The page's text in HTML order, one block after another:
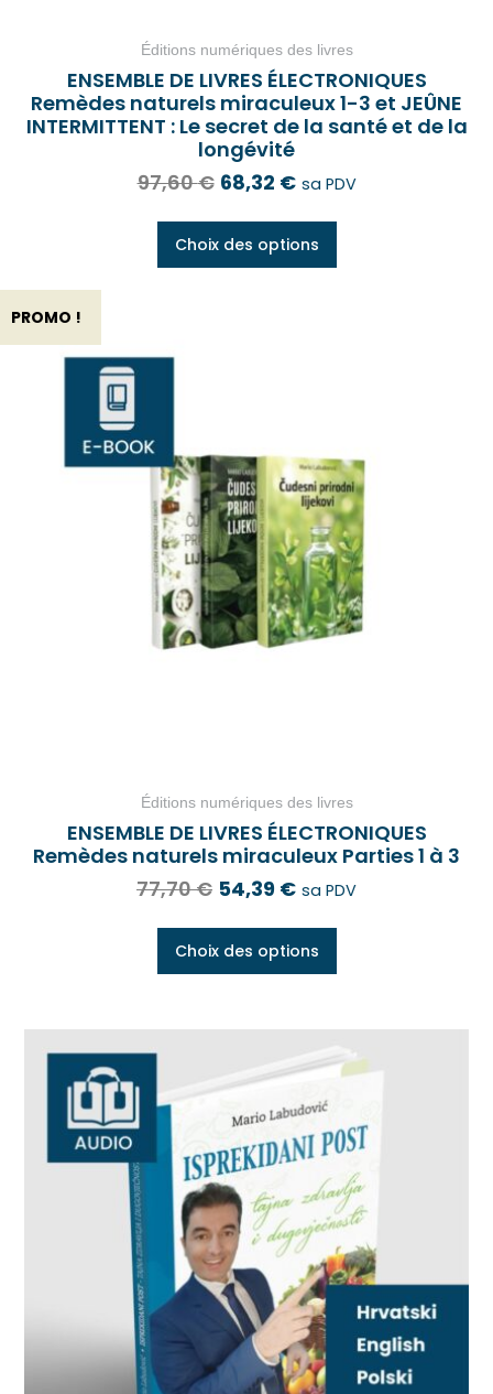
Éditions numériques des livres
ENSEMBLE DE LIVRES ÉLECTRONIQUES
Remèdes naturels miraculeux 1-3 et JEÛNE
INTERMITTENT : Le secret de la santé et de la
longévité
97,60€ 68,32 € sa PDV
Choix des options
PROMO !
Éditions numériques des livres
ENSEMBLE DE LIVRES ÉLECTRONIQUES
Remèdes naturels miraculeux Parties 1 à 3
77,70€ 54,39 € sa PDV
Choix des options